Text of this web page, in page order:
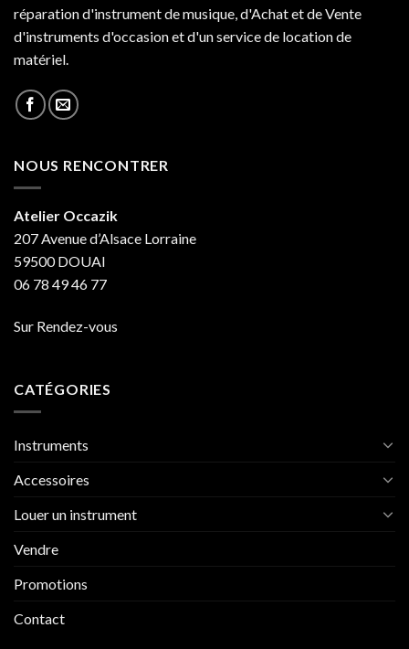
réparation d'instrument de musique, d'Achat et de Vente
d'instruments d'occasion et d'un service de location de
matériel.
NOUS RENCONTRER
Atelier Occazik
207 Avenue d’Alsace Lorraine
59500 DOUAI
06 78 49 46 77
Sur Rendez-vous
CATÉGORIES
Instruments
Accessoires
Louer un instrument
Vendre
Promotions
Contact